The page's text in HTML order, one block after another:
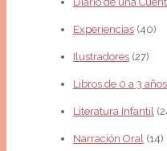
Experiencias(40)
Ilustradores(27)
Libros de 0 a 3 años
Literatura Infantil
Narración Oral(14)